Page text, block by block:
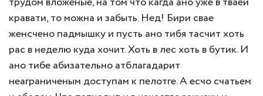
кравати, то можна и забыть. Нед! Бири свае
женсчено падмышку и пусть ано тибя тасчит хоть
рас в неделю куда хочит. Хоть в лес хоть в бутик. И
ано тибе абизательно атблагадарит
неаграниченым доступам к пелотге. А есчо счатьем